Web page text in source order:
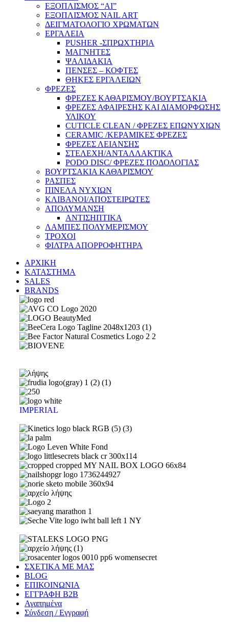
ΕΞΟΠΛΙΣΜΟΣ “AI”
ΕΞΟΠΛΙΣΜΟΣ NAIL ART
ΔΕΙΓΜΑΤΟΛΟΓΙΟ ΧΡΩΜΑΤΩΝ
ΕΡΓΑΛΕΙΑ
PUSHER -ΣΠΡΩΧΤΗΡΙΑ
ΜΑΓΝΗΤΕΣ
ΨΑΛΙΔΑΚΙΑ
ΠΕΝΣΕΣ – ΚΟΦΤΕΣ
ΘΗΚΕΣ ΕΡΓΑΛΕΙΩΝ
ΦΡΕΖΕΣ
ΦΡΕΖΕΣ ΚΑΘΑΡΙΣΜΟΥ/ΒΟΥΡΤΣΑΚΙΑ
ΦΡΕΖΕΣ ΑΦΑΙΡΕΣΗΣ ΚΑΙ ΔΙΑΜΟΡΦΩΣΗΣ
ΥΛΙΚΟΥ
CUTICLE CLEAN / ΦΡΕΖΕΣ ΕΠΩΝΥΧΙΩΝ
CERAMIC /ΚΕΡΑΜΙΚΕΣ ΦΡΕΖΕΣ
ΦΡΕΖΕΣ ΛΕΙΑΝΣΗΣ
ΣΤΕΛΕΧΗ/ΑΝΤΑΛΛΑΚΤΙΚΑ
PODO DISC/ ΦΡΕΖΕΣ ΠΟΔΟΛΟΓΙΑΣ
ΒΟΥΡΤΣΑΚΙΑ ΚΑΘΑΡΙΣΜΟΥ
ΡΑΣΠΕΣ
ΠΙΝΕΛΑ ΝΥΧΙΩΝ
ΚΛΙΒΑΝΟΙ/ΑΠΟΣΤΕΙΡΩΤΕΣ
ΑΠΟΛΥΜΑΝΣΗ
ΑΝΤΙΣΗΠΤΙΚΑ
ΛΑΜΠΕΣ ΠΟΛΥΜΕΡΙΣΜΟΥ
ΤΡΟΧΟΙ
ΦΙΛΤΡΑ ΑΠΟΡΡΟΦΗΤΗΡΑ
ΑΡΧΙΚΗ
ΚΑΤΑΣΤΗΜΑ
SALES
BRANDS
IMPERIAL
ΣΧΕΤΙΚΑ ΜΕ ΜΑΣ
BLOG
ΕΠΙΚΟΙΝΩΝΙΑ
ΕΓΓΡΑΦΗ Β2Β
Αγαπημένα
Σύνδεση / Εγγραφή